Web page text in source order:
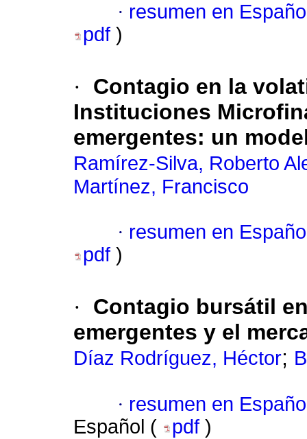
· resumen en
pdf )
·
Contagio en la
Instituciones
emergentes: un
Ramírez-Silva, Roberto
Martínez, Francisco
· resumen en
pdf )
·
Contagio bursátil
emergentes y el
Díaz Rodríguez, Héctor;
· resumen en
Español (
pdf )